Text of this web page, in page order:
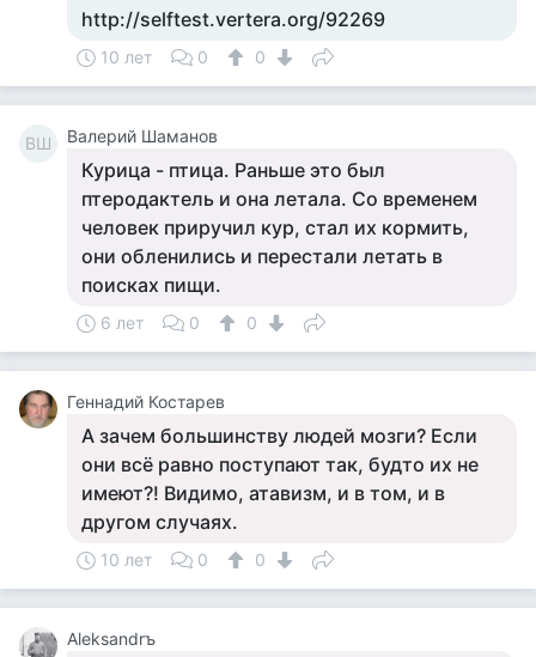
http://selftest.vertera.org/92269
10 лет 0 0
ВШ Валерий Шаманов
Курица - птица. Раньше это был
птеродактель и она летала. Со временем
человек приручил кур, стал их кормить,
они обленились и перестали летать в
поисках пищи.
6 лет 0 0
Геннадий Костарев
А зачем большинству людей мозги? Если
они всё равно поступают так, будто их не
имеют?! Видимо, атавизм, и в том, и в
другом случаях.
10 лет 0 0
Aleksandrъ